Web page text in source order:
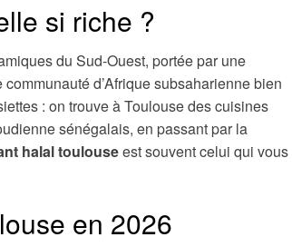
si riche ?
du Sud-Ouest, portée par une
d’Afrique subsaharienne bien
: on trouve à Toulouse des cuisines
sénégalais, en passant par la
halal toulouseest souvent celui qui vous
en 2026